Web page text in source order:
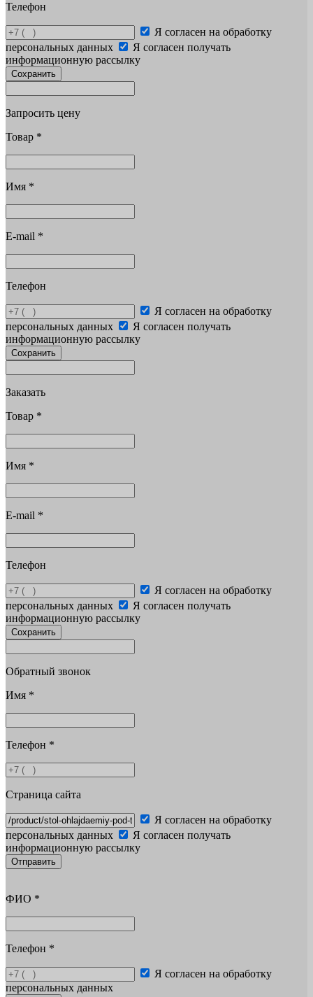
Телефон
Я согласен на обработку
персональных данных
Я согласен получать
информационную рассылку
Сохранить
Запросить цену
Товар *
Имя *
E-mail *
Телефон
Я согласен на обработку
персональных данных
Я согласен получать
информационную рассылку
Сохранить
Заказать
Товар *
Имя *
E-mail *
Телефон
Я согласен на обработку
персональных данных
Я согласен получать
информационную рассылку
Сохранить
Обратный звонок
Имя *
Телефон *
Страница сайта
Я согласен на обработку
персональных данных
Я согласен получать
информационную рассылку
Отправить
ФИО *
Телефон *
Я согласен на обработку
персональных данных